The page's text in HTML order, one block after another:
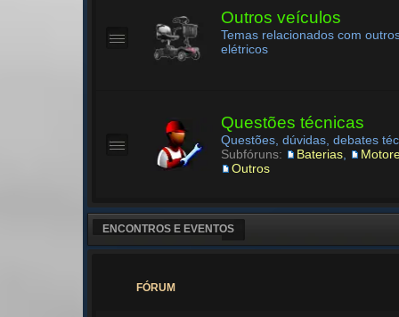
Outros veículos
Temas relacionados com
elétricos
Questões técnicas
Questões, dúvidas, debates
Subfóruns:
Baterias,
Outros
ENCONTROS E EVENTOS
FÓRUM